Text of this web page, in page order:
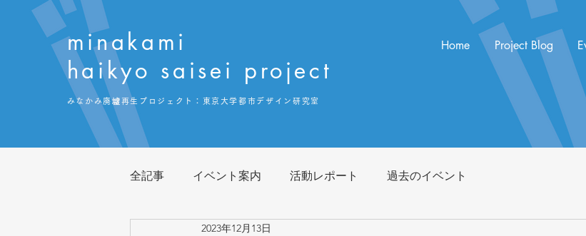
minakami
haikyo saisei project
みなかみ廃墟再生プロジェクト： ​東京大学都市デザイン研究室
Home Project Blog
全記事 イベント案内 活動レポート 過去のイベント
2023年12月13日